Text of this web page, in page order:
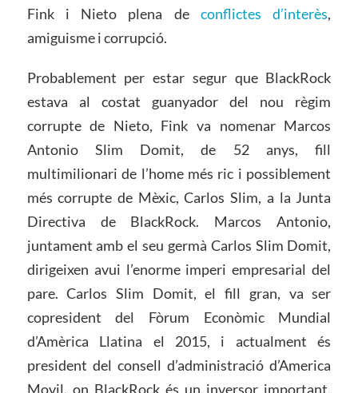
Fink i Nieto plena deconflictes d’interès,
amiguisme i corrupció.
Probablement per estar segur que BlackRock
estava al costat guanyador del nou règim
corrupte de Nieto, Fink va nomenar Marcos
Antonio Slim Domit, de 52 anys, fill
multimilionari de l’home més ric i possiblement
més corrupte de Mèxic, Carlos Slim, a la Junta
Directiva de BlackRock. Marcos Antonio,
juntament amb el seu germà Carlos Slim Domit,
dirigeixen avui l’enorme imperi empresarial del
pare. Carlos Slim Domit, el fill gran, va ser
copresident del Fòrum Econòmic Mundial
d’Amèrica Llatina el 2015, i actualment és
president del consell d’administració d’America
Movil, on BlackRock és un inversor important.